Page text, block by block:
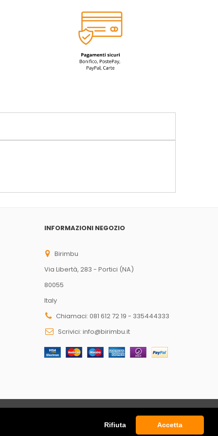
Rifiuta Accetta
INFORMAZIONI NEGOZIO
Birimbu
Via Libertà, 283 - Portici (NA)
80055
Italy
Chiamaci: 081 612 72 19 - 335444333
Scrivici: info@birimbu.it